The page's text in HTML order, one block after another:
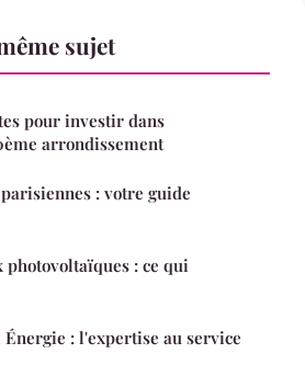
sujet
pour investir dans
arrondissement
: votre guide
photovoltaïques : ce qui
: l'expertise au service